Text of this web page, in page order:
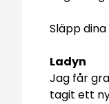
Släpp
Ladyn
Jag får
tagit ett